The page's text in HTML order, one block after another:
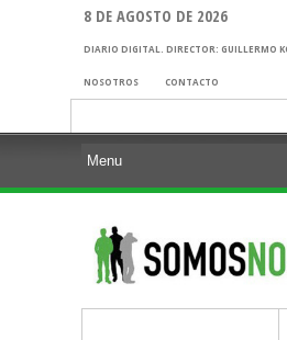
8 DE AGOSTO DE 2026
DIARIO DIGITAL. DIRECTOR: GUILLERMO
NOSOTROS CONTACTO